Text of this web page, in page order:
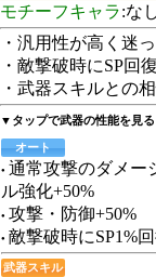
モチーフキャラ:な
・汎用性が高く迷
・敵撃破時にSP回
・武器スキルとの
▼タップで武器の性能を見る
オート
通常攻撃のダメー
ル強化+50%
攻撃・防御+50%
敵撃破時にSP1%
武器スキル